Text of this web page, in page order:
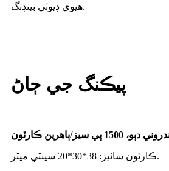
هيوي ڊيوٽي بينڊنگ.
پيڪنگ جي ڄاڻ
ڪارٽون سائيز: 38*30*20 سينٽي ميٽر.